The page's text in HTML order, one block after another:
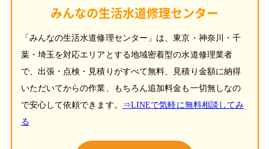
みんなの生活水道修理センター
「みんなの生活水道修理センター」は、東京・神奈川・千
葉・埼玉を対応エリアとする地域密着型の水道修理業者
で、出張・点検・見積りがすべて無料、見積り金額に納得
いただいてからの作業、もちろん追加料金も一切無しなの
で安心して依頼できます。
⇒LINEで気軽に無料相談してみ
る